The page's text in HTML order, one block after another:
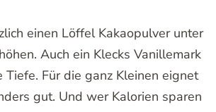
einen Löffel Kakaopulver unter
Auch ein Klecks Vanillemark
Für die ganz Kleinen eignet
gut. Und wer Kalorien sparen